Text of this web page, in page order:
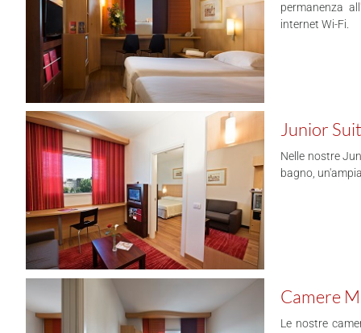
permanenza
internet Wi-Fi.
Junior
Nelle nostre
bagno,
Camere
Le nostre